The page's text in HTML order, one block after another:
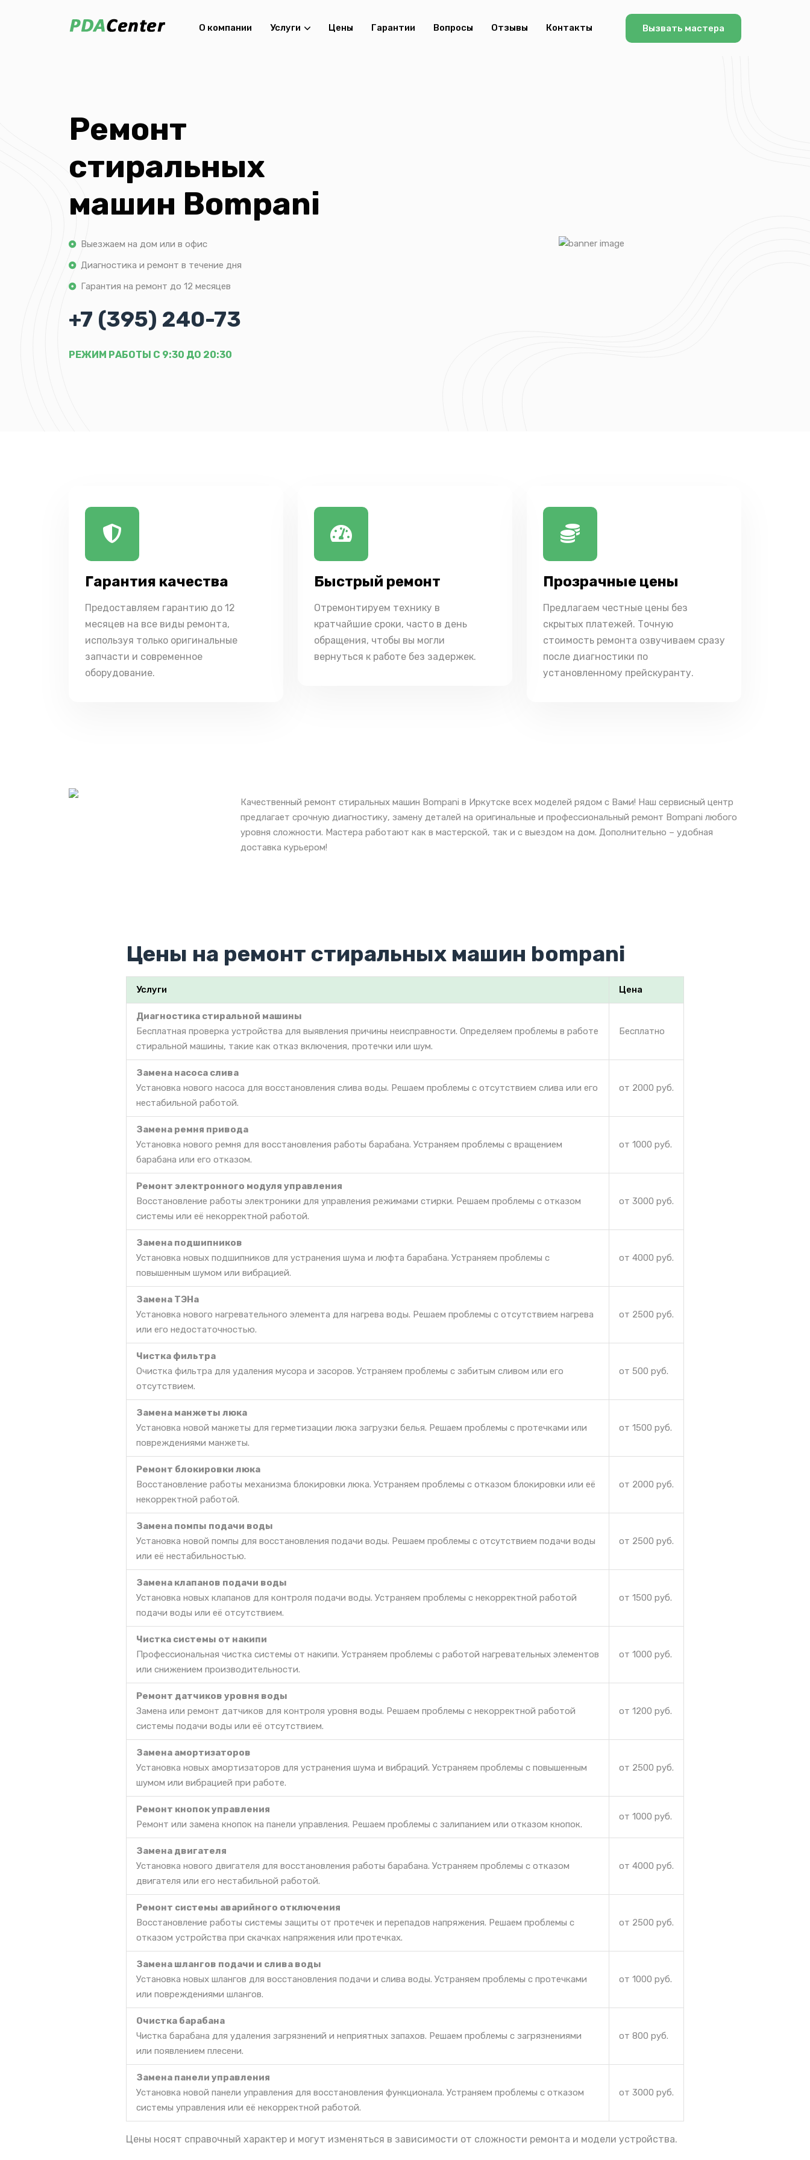
О компании Услуги Цены Гарантии Вопросы Отзывы Контакты Вызвать мастера
Ремонт
стиральных
машин Bompani
Выезжаем на дом или в офис
Диагностика и ремонт в течение дня
Гарантия на ремонт до 12 месяцев
+7 (395) 240-73
РЕЖИМ РАБОТЫ С 9:30 ДО 20:30
Гарантия качества
Предоставляем гарантию до 12
месяцев на все виды ремонта,
используя только оригинальные
запчасти и современное
оборудование.
Быстрый ремонт
Отремонтируем технику в
кратчайшие сроки, часто в день
обращения, чтобы вы могли
вернуться к работе без задержек.
Прозрачные цены
Предлагаем честные цены без
скрытых платежей. Точную
стоимость ремонта озвучиваем сразу
после диагностики по
установленному прейскуранту.
Качественный ремонт стиральных машин Bompani в Иркутске всех моделей рядом с Вами! Наш сервисный центр
предлагает срочную диагностику, замену деталей на оригинальные и профессиональный ремонт Bompani любого
уровня сложности. Мастера работают как в мастерской, так и с выездом на дом. Дополнительно – удобная
доставка курьером!
Цены на ремонт стиральных машин bompani
Услуги Цена
Диагностика стиральной машины
Бесплатная проверка устройства для выявления причины неисправности. Определяем проблемы в работе
стиральной машины, такие как отказ включения, протечки или шум.
Бесплатно
Замена насоса слива
Установка нового насоса для восстановления слива воды. Решаем проблемы с отсутствием слива или его
нестабильной работой.
от 2000 руб.
Замена ремня привода
Установка нового ремня для восстановления работы барабана. Устраняем проблемы с вращением
барабана или его отказом.
от 1000 руб.
Ремонт электронного модуля управления
Восстановление работы электроники для управления режимами стирки. Решаем проблемы с отказом
системы или её некорректной работой.
от 3000 руб.
Замена подшипников
Установка новых подшипников для устранения шума и люфта барабана. Устраняем проблемы с
повышенным шумом или вибрацией.
от 4000 руб.
Замена ТЭНа
Установка нового нагревательного элемента для нагрева воды. Решаем проблемы с отсутствием нагрева
или его недостаточностью.
от 2500 руб.
Чистка фильтра
Очистка фильтра для удаления мусора и засоров. Устраняем проблемы с забитым сливом или его
отсутствием.
от 500 руб.
Замена манжеты люка
Установка новой манжеты для герметизации люка загрузки белья. Решаем проблемы с протечками или
повреждениями манжеты.
от 1500 руб.
Ремонт блокировки люка
Восстановление работы механизма блокировки люка. Устраняем проблемы с отказом блокировки или её
некорректной работой.
от 2000 руб.
Замена помпы подачи воды
Установка новой помпы для восстановления подачи воды. Решаем проблемы с отсутствием подачи воды
или её нестабильностью.
от 2500 руб.
Замена клапанов подачи воды
Установка новых клапанов для контроля подачи воды. Устраняем проблемы с некорректной работой
подачи воды или её отсутствием.
от 1500 руб.
Чистка системы от накипи
Профессиональная чистка системы от накипи. Устраняем проблемы с работой нагревательных элементов
или снижением производительности.
от 1000 руб.
Ремонт датчиков уровня воды
Замена или ремонт датчиков для контроля уровня воды. Решаем проблемы с некорректной работой
системы подачи воды или её отсутствием.
от 1200 руб.
Замена амортизаторов
Установка новых амортизаторов для устранения шума и вибраций. Устраняем проблемы с повышенным
шумом или вибрацией при работе.
от 2500 руб.
Ремонт кнопок управления
Ремонт или замена кнопок на панели управления. Решаем проблемы с залипанием или отказом кнопок.
от 1000 руб.
Замена двигателя
Установка нового двигателя для восстановления работы барабана. Устраняем проблемы с отказом
двигателя или его нестабильной работой.
от 4000 руб.
Ремонт системы аварийного отключения
Восстановление работы системы защиты от протечек и перепадов напряжения. Решаем проблемы с
отказом устройства при скачках напряжения или протечках.
от 2500 руб.
Замена шлангов подачи и слива воды
Установка новых шлангов для восстановления подачи и слива воды. Устраняем проблемы с протечками
или повреждениями шлангов.
от 1000 руб.
Очистка барабана
Чистка барабана для удаления загрязнений и неприятных запахов. Решаем проблемы с загрязнениями
или появлением плесени.
от 800 руб.
Замена панели управления
Установка новой панели управления для восстановления функционала. Устраняем проблемы с отказом
системы управления или её некорректной работой.
от 3000 руб.
Цены носят справочный характер и могут изменяться в зависимости от сложности ремонта и модели устройства.